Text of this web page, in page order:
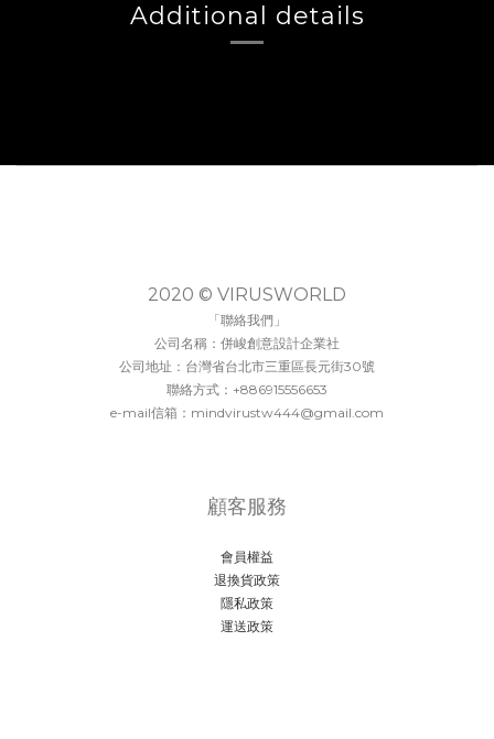
Additional details
2020 © VIRUSWORLD
「聯絡我們」
公司名稱：併峻創意設計企業社
公司地址：台灣省台北市三重區長元街30號
聯絡方式：+886915556653
e-mail信箱：mindvirustw444@gmail.com
顧客服務
會員權益
退換貨政策
隱私政策
運送政策